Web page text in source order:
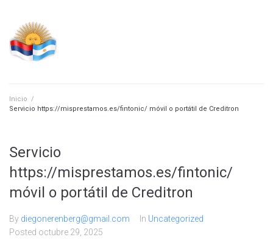
content
Inicio /
Servicio https://misprestamos.es/fintonic/ móvil o portátil de Creditron
Servicio
https://misprestamos.es/fintonic/
móvil o portátil de Creditron
By diegonerenberg@gmail.com In Uncategorized
Posted octubre 29, 2025